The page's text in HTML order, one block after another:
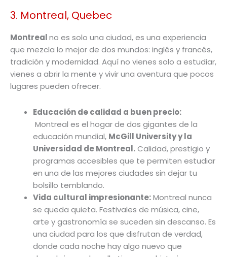
3. Montreal, Quebec
Montrealno es solo una ciudad, es una experiencia
que mezcla lo mejor de dos mundos: inglés y francés,
tradición y modernidad. Aquí no vienes solo a estudiar,
vienes a abrir la mente y vivir una aventura que pocos
lugares pueden ofrecer.
Educación de calidad a buen precio:
Montreal es el hogar de dos gigantes de la
educación mundial, McGill University y la
Universidad de Montreal.Calidad, prestigio y
programas accesibles que te permiten estudiar
en una de las mejores ciudades sin dejar tu
bolsillo temblando.
Vida cultural impresionante:Montreal nunca
se queda quieta. Festivales de música, cine,
arte y gastronomía se suceden sin descanso. Es
una ciudad para los que disfrutan de verdad,
donde cada noche hay algo nuevo que